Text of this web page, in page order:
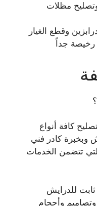
وتصليح مظلات
وقطع الغيار
رخيصة جداً
كافة أنواع
وبخبرة كادر فني
تتضمن الخدمات
للدرايش
وتصاميم وأحجام